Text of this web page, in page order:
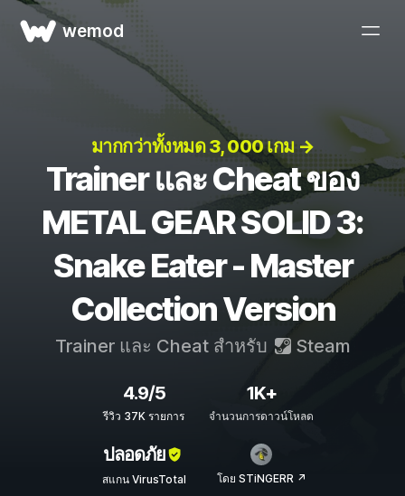
wemod
มากกว่าทั้งหมด 3, 000 เกม →
Trainer และ Cheat ของ
METAL GEAR SOLID 3:
Snake Eater - Master
Collection Version
Trainer และ Cheat สำหรับ Steam
4.9/5
รีวิว 37K รายการ
1K+
จำนวนการดาวน์โหลด
ปลอดภัย
สแกน VirusTotal โดย STiNGERR ↗